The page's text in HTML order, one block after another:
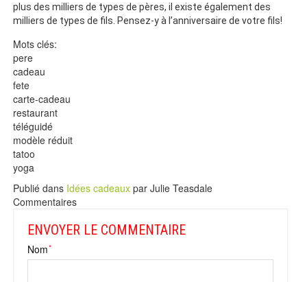
plus des milliers de types de pères, il existe également des
milliers de types de fils. Pensez-y à l’anniversaire de votre fils!
Mots clés:
pere
cadeau
fete
carte-cadeau
restaurant
téléguidé
modèle réduit
tatoo
yoga
Publié dans Idées cadeaux parJulie Teasdale
Commentaires
ENVOYER LE COMMENTAIRE
Nom*